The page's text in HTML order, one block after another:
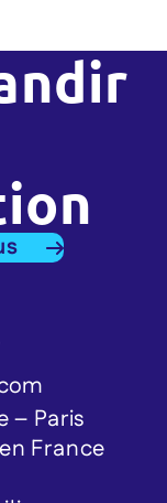
– Paris
France